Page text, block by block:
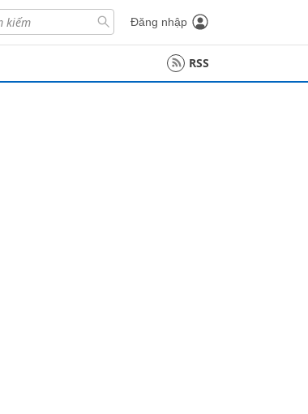
Đăng nhập
RSS